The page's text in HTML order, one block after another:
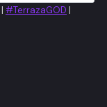
| #TerrazaGOD |